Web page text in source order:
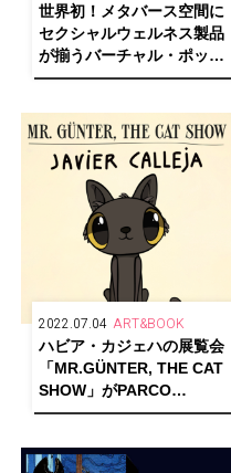
世界初！メタバース空間に
セクシャルウェルネス製品
が揃うバーチャル・ポップ
アップストア
2022.07.04 ART&BOOK
ハビア・カジェハの展覧会
「MR.GÜNTER, THE CAT
SHOW」がPARCO
MUSEUM TOKYOで開催中